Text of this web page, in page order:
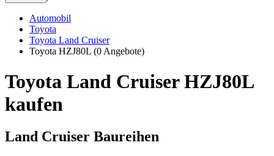
Automobil
Toyota
Toyota Land Cruiser
Toyota HZJ80L (0 Angebote)
Toyota Land Cruiser HZJ80L
kaufen
Land Cruiser Baureihen